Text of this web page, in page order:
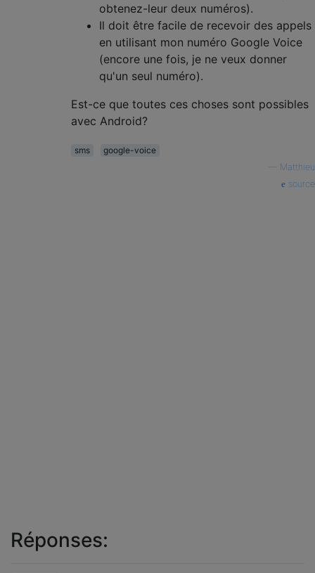
obtenez-leur deux numéros).
Il doit être facile de recevoir des appels
en utilisant mon numéro Google Voice
(encore une fois, je ne veux donner
qu'un seul numéro).
Est-ce que toutes ces choses sont possibles
avec Android?
sms
google-voice
Matthieu
source
Réponses: